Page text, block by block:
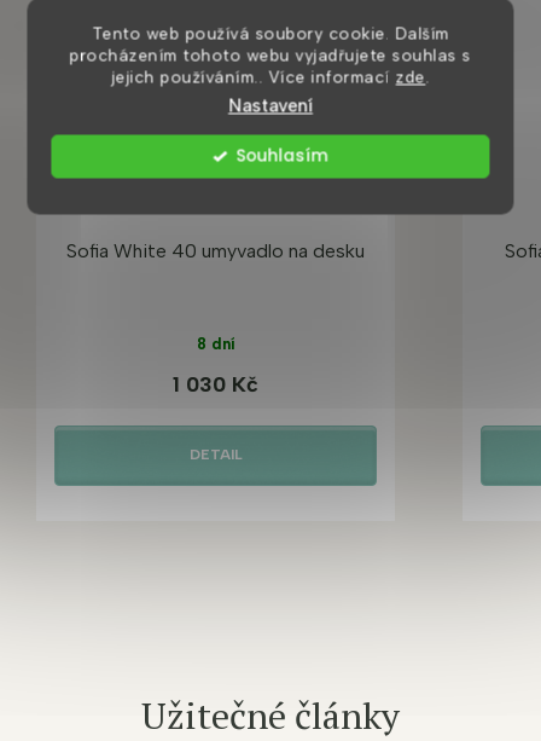
Tento web používá soubory cookie. Dalším
procházením tohoto webu vyjadřujete souhlas s
jejich používáním.. Více informací zde
Nastavení
Souhlasím
Sofia White 40 umyvadlo na desku
8 dní
1 030 Kč
DETAIL
Užitečné články